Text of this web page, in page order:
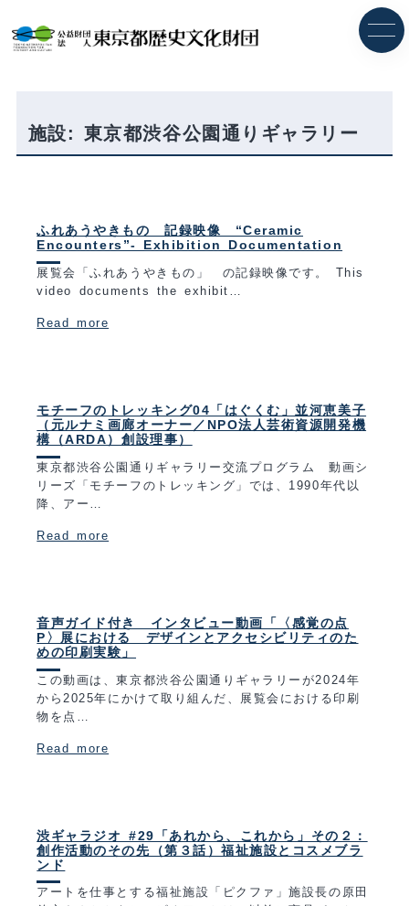
施設: 東京都渋谷公園通りギャラリー
ふれあうやきもの 記録映像 “Ceramic
Encounters”- Exhibition Documentation
展覧会「ふれあうやきもの」 の記録映像です。 This
video documents the exhibit…
Read more
モチーフのトレッキング04「はぐくむ」並河恵美子
（元ルナミ画廊オーナー／NPO法人芸術資源開発機
構（ARDA）創設理事）
東京都渋谷公園通りギャラリー交流プログラム 動画シ
リーズ「モチーフのトレッキング」では、1990年代以
降、アー…
Read more
音声ガイド付き インタビュー動画「〈感覚の点
P〉展における デザインとアクセシビリティのた
めの印刷実験」
この動画は、東京都渋谷公園通りギャラリーが2024年
から2025年にかけて取り組んだ、展覧会における印刷
物を点…
Read more
渋ギャラジオ #29「あれから、これから」その２：
創作活動のその先（第３話）福祉施設とコスメブラ
ンド
アートを仕事とする福祉施設「ピクファ」施設長の原田